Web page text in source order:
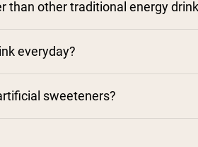
than other traditional energy
everyday?
sweeteners?